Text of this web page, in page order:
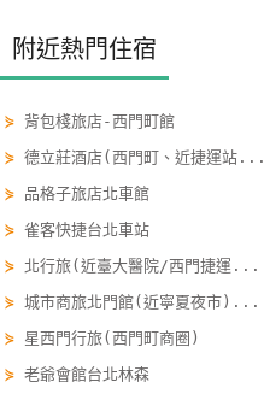
服
務
顧
客
意
度
訂
單
附近熱門住宿
⋟ 背包棧旅店-西門町館
⋟德立莊酒店(西門町、近捷運站...
⋟ 品格子旅店北車館
⋟雀客快捷台北車站
⋟北行旅(近臺大醫院/西門捷運...
⋟城市商旅北門館(近寧夏夜市)...
⋟ 星西門行旅(西門町商圈)
⋟老爺會館台北林森